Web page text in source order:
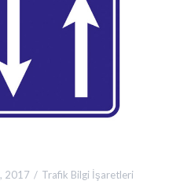
2017 Trafik Bilgi İşaretleri